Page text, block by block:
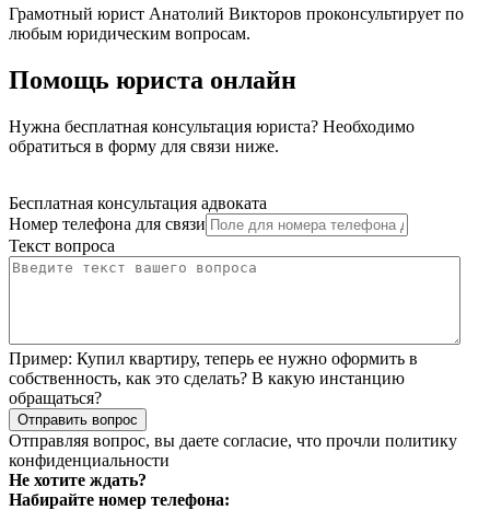
Грамотный юрист Анатолий Викторов проконсультирует по
любым юридическим вопросам.
Помощь юриста онлайн
Нужна бесплатная консультация юриста? Необходимо
обратиться в форму для связи ниже.
Бесплатная консультация адвоката
Номер телефона для связи
Текст вопроса
Пример: Купил квартиру, теперь ее нужно оформить в
собственность, как это сделать? В какую инстанцию
обращаться?
Отправить вопрос
Отправляя вопрос, вы даете согласие, что прочли политику
конфиденциальности
Не хотите ждать?
Набирайте номер телефона: